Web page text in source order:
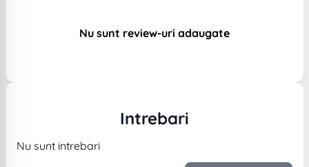
Nu sunt review-uri adaugate
Intrebari
Nu sunt intrebari